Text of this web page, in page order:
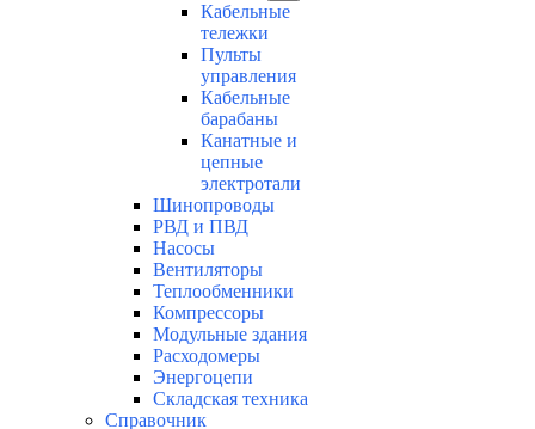
Кабельные
тележки
Пульты
управления
Кабельные
барабаны
Канатные и
цепные
электротали
Шинопроводы
РВД и ПВД
Насосы
Вентиляторы
Теплообменники
Компрессоры
Модульные здания
Расходомеры
Энергоцепи
Складская техника
Справочник